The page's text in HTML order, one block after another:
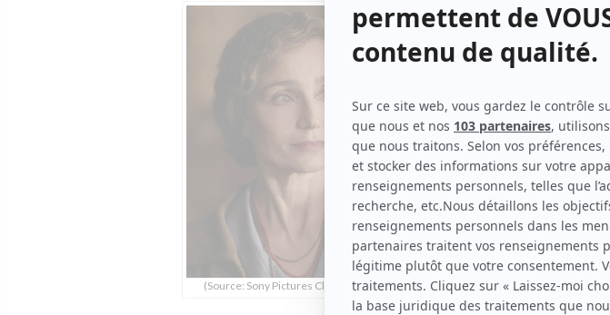
(Source: Sony Pictures Classics)
Personnages
Belle époque( Alice Avellano